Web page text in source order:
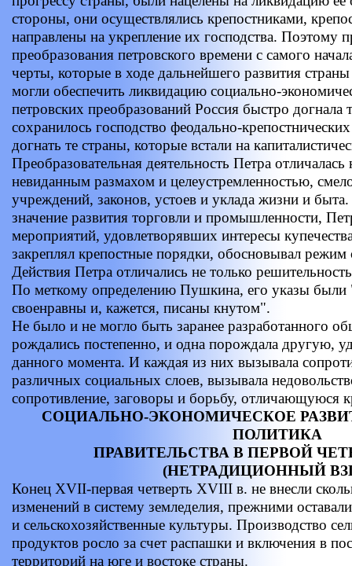
стороны, они осуществлялись крепостниками,
направлены на укрепление их господства. Поэтому
преобразования петровского времени с самого
черты, которые в ходе дальнейшего развития
могли обеспечить ликвидацию социально-
петровских преобразований Россия быстро догнала
сохранилось господство феодально-
догнать те страны, которые встали на
Преобразовательная деятельность Петра
невиданным размахом и целеустремленностью,
учреждений, законов, устоев и уклада жизни и
значение развития торговли и промышленности,
мероприятий, удовлетворявших интересы
закреплял крепостные порядки, обосновывал
Действия Петра отличались не только
По меткому определению Пушкина, его указы были
своенравны и, кажется, писаны кнутом".
Не было и не могло быть заранее разработанного
рождались постепенно, и одна порождала другую,
данного момента. И каждая из них вызывала
различных социальных слоев, вызывала
сопротивление, заговоры и борьбу, отличающуюся
СОЦИАЛЬНО-ЭКОНОМИЧЕСКОЕ
ПОЛИТИКА
ПРАВИТЕЛЬСТВА В ПЕРВОЙ
(НЕТРАДИЦИОННЫЙ
Конец XVII-первая четверть XVIII в. не внесли
изменений в систему земледелия, прежними
и сельскохозяйственные культуры. Производство
продуктов росло за счет распашки и включения в
территорий на юге и востоке страны.